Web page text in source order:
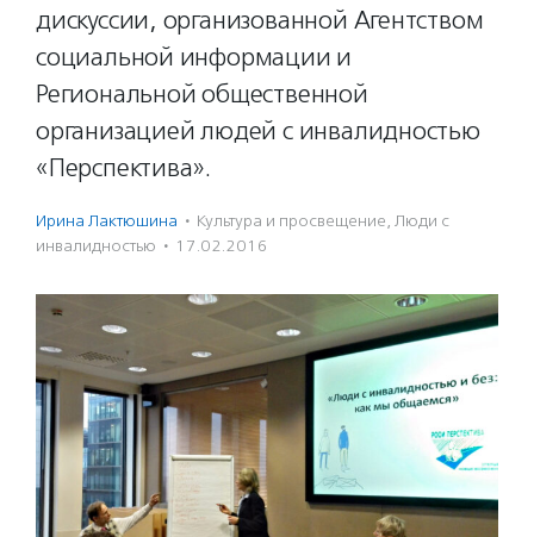
дискуссии, организованной Агентством
социальной информации и
Региональной общественной
организацией людей с инвалидностью
«Перспектива».
Ирина Лактюшина · Культура и просвещение, Люди с
инвалидностью · 17.02.2016